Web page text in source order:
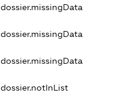
dossier.missingData
dossier.missingData
dossier.missingData
dossier.notInList